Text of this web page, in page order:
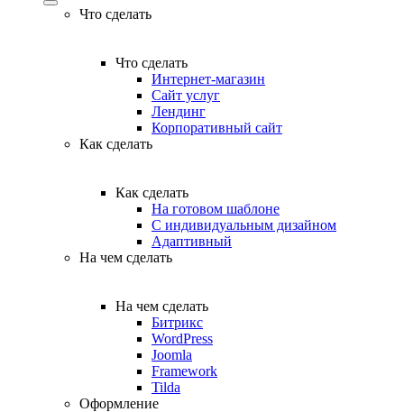
Что сделать
Что сделать
Интернет-магазин
Сайт услуг
Лендинг
Корпоративный сайт
Как сделать
Как сделать
На готовом шаблоне
С индивидуальным дизайном
Адаптивный
На чем сделать
На чем сделать
Битрикс
WordPress
Joomla
Framework
Tilda
Оформление